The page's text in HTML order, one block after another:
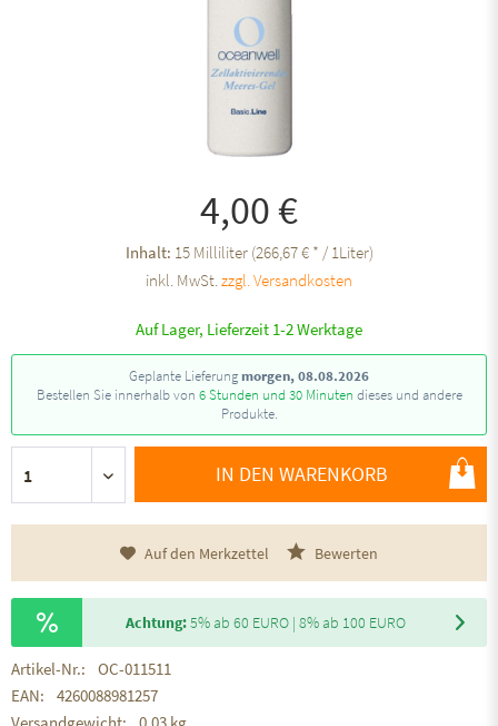
4,00 €
Inhalt: 15 Milliliter (266,67 € * / 1Liter)
inkl. MwSt.zzgl. Versandkosten
Auf Lager, Lieferzeit 1-2 Werktage
Geplante Lieferungmorgen, 08.08.2026
Bestellen Sie innerhalb von 6 Stunden und 30 Minuten dieses und andere
Produkte.
IN DEN WARENKORB
Auf den Merkzettel Bewerten
Achtung:5% ab 60 EURO | 8% ab 100 EURO
Artikel-Nr.:
OC-011511
EAN:
4260088981257